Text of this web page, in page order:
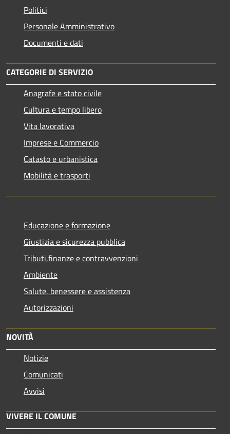
Politici
Personale Amministrativo
Documenti e dati
CATEGORIE DI SERVIZIO
Anagrafe e stato civile
Cultura e tempo libero
Vita lavorativa
Imprese e Commercio
Catasto e urbanistica
Mobilità e trasporti
Educazione e formazione
Giustizia e sicurezza pubblica
Tributi,finanze e contravvenzioni
Ambiente
Salute, benessere e assistenza
Autorizzazioni
NOVITÀ
Notizie
Comunicati
Avvisi
VIVERE IL COMUNE